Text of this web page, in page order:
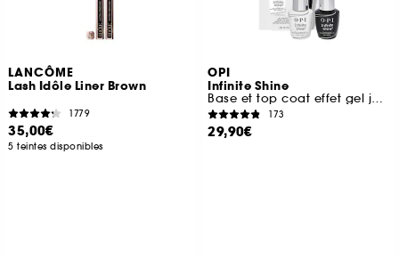
LANCÔME
Lash Idôle Liner Brown
1779
35,00€
5 teintes disponibles
OPI
Infinite Shine
Base et top coat effet gel jusqu'à 11 jours de tenue
173
29,90€